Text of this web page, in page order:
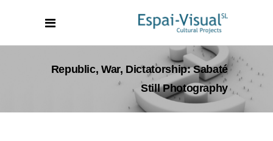
Republic, War, Dictatorship: Sabaté
Still Photography